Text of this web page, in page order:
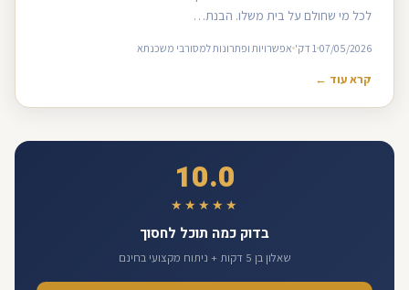
לכל מי שחולם על בית משלו. הבנת…
07/05/2026 1 דק' אפשרויות ופתרונות למסורבי משכנתא
קרא עוד ←
10.0
★★★★★
בדוק כמה תוכל לחסוך
שאלון בן 5 דקות + ניתוח מקצועי בחינם